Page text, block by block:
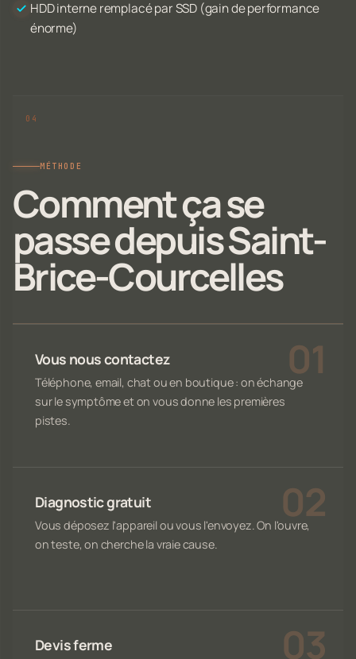
HDD interne remplacé par SSD (gain de performance
énorme)
MÉTHODE
Comment ça se
passe depuis Saint-
Brice-Courcelles
Vous nous contactez
Téléphone, email, chat ou en boutique : on échange
sur le symptôme et on vous donne les premières
pistes.
Diagnostic gratuit
Vous déposez l'appareil ou vous l'envoyez. On l'ouvre,
on teste, on cherche la vraie cause.
Devis ferme